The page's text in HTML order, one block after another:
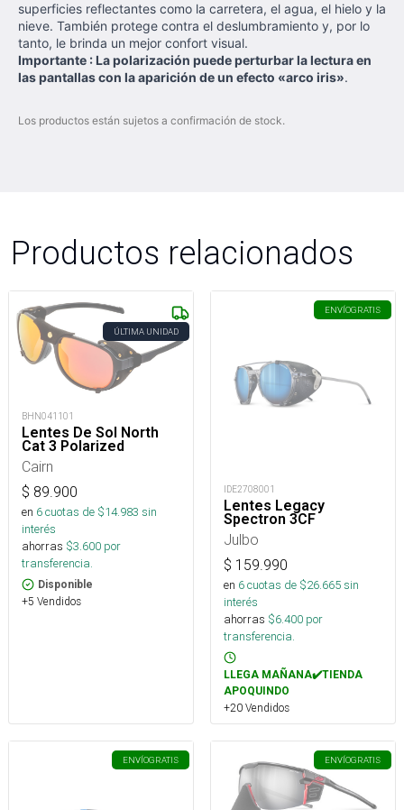
superficies reflectantes como la carretera, el agua, el hielo y la
nieve. También protege contra el deslumbramiento y, por lo
tanto, le brinda un mejor confort visual.
Importante : La polarización puede perturbar la lectura en
las pantallas con la aparición de un efecto «arco iris».
Los productos están sujetos a confirmación de stock.
Productos relacionados
ÚLTIMA UNIDAD
BHN041101
Lentes De Sol North
Cat 3 Polarized
Cairn
$ 89.900
en 6cuotas de $14.983 sin
interés
ahorras $3.600 por
transferencia.
Disponible
+5 Vendidos
ENVÍOGRATIS
IDE2708001
Lentes Legacy
Spectron 3CF
Julbo
$ 159.990
en 6cuotas de $26.665sin
interés
ahorras $6.400 por
transferencia.
LLEGA MAÑANA✔️TIENDA
APOQUINDO
+20 Vendidos
ENVÍOGRATIS ENVÍOGRATIS